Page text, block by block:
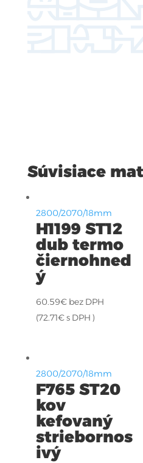
Súvisiace
2800/2070/18mm
H1199 ST12
dub termo
čiernohned
ý
60.59€ bez DPH
(72.71€s DPH )
2800/2070/18mm
F765 ST20
kov
kefovaný
striebornos
ivý